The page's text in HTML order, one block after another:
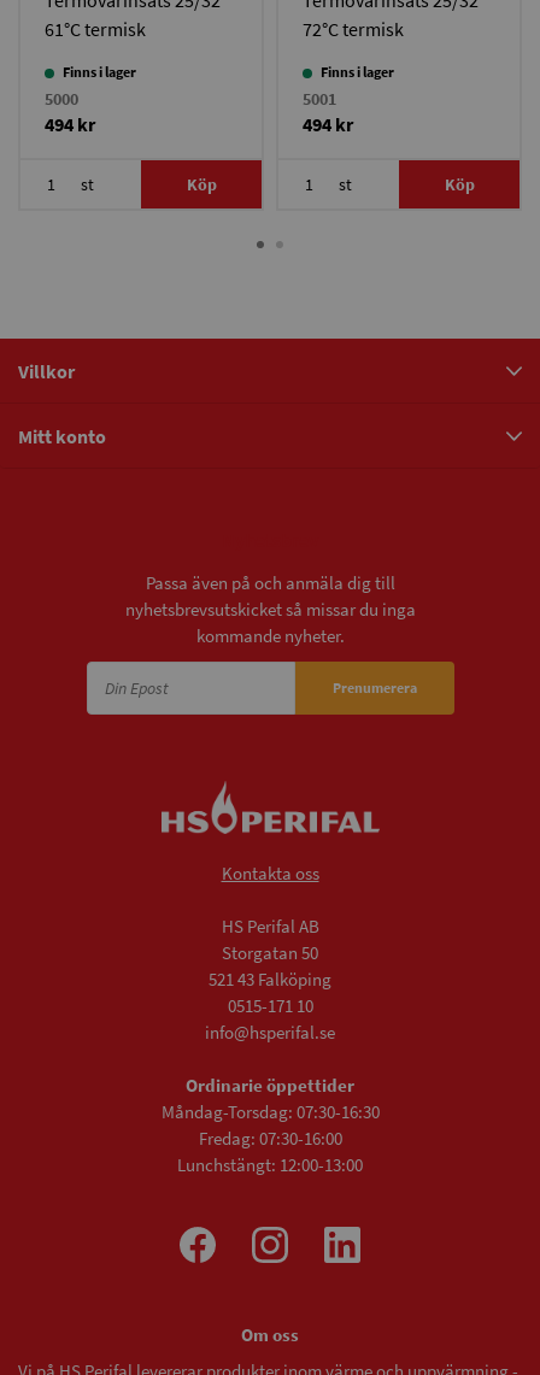
61°C termisk
Termovar
Finns i lager
5000
494 kr
st Köp
72°C termisk
Termovar
Finns i lager
5001
494 kr
st Köp
Villkor
Mitt konto
Passa även på och anmäla dig till
nyhetsbrevsutskicket så missar du inga
kommande nyheter.
Prenumerera
Kontakta oss
HS Perifal AB
Storgatan 50
521 43 Falköping
0515-171 10
info@hsperifal.se
Ordinarie öppettider
Måndag-Torsdag: 07:30-16:30
Fredag: 07:30-16:00
Lunchstängt: 12:00-13:00
Om oss